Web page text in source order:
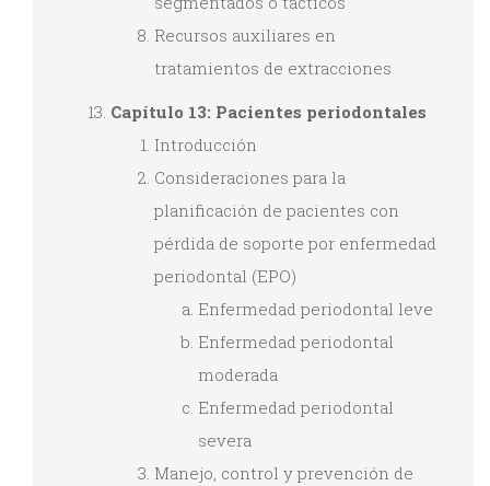
Recursos auxiliares en
tratamientos de extracciones
Capítulo 13: Pacientes periodontales
Introducción
Consideraciones para la
planificación de pacientes con
pérdida de soporte por enfermedad
periodontal (EPO)
Enfermedad periodontal leve
Enfermedad periodontal
moderada
Enfermedad periodontal
severa
Manejo, control y prevención de